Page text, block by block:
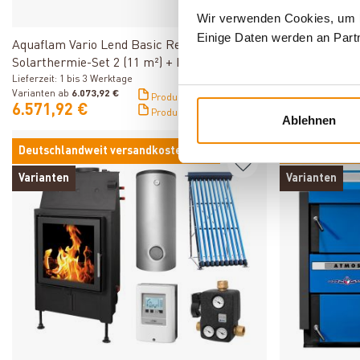
Wir verwenden Cookies,
Einige Daten werden an
Ablehnen
Aquaflam Vario Lend Basic Red Set +
Solarthermie-Set 2 (11 m²) + Kombispeicher
THKE 600 + SWT
Lieferzeit: 1 bis 3 Werktage
Varianten ab 6.073,92 €
6.571,92 €
Produktdatenblatt
Produktdatenblatt
Aquaflam
Deutschlandweit versandkostenfrei*
Varianten Varianten